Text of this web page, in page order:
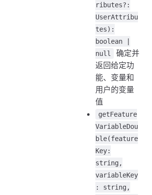
ributes?:
UserAttribu
tes):
boolean |
null
确定并
返回给定功
能、变量和
用户的变量
值
getFeature
VariableDou
ble(feature
Key:
string,
variableKey
: string,